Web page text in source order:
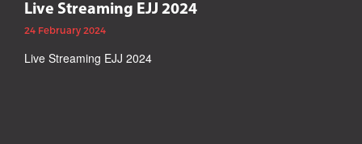
Live Streaming EJJ 2024
24 February 2024
Live Streaming EJJ 2024